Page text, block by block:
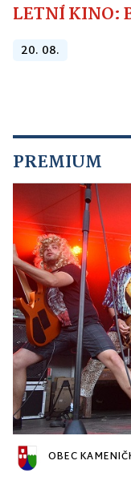
LETNÍ KINO:
20. 08.
PREMIUM
OBEC